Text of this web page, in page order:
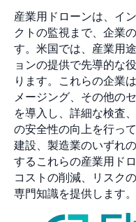
産業用ドローンは、イ
クトの監視まで、企業
す。米国では、産業用
ョンの提供で先導的な
ります。これらの企業
メージング、その他の
を導入し、詳細な検査
の安全性の向上を行っ
建設、製造業のいずれ
するこれらの産業用ド
コストの削減、リスク
専門知識を提供します。